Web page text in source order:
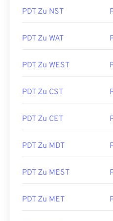
PDT Zu NST
PDT Zu WAT
PDT Zu WEST
PDT Zu CST
PDT Zu CET
PDT Zu MDT
PDT Zu MEST
PDT Zu MET